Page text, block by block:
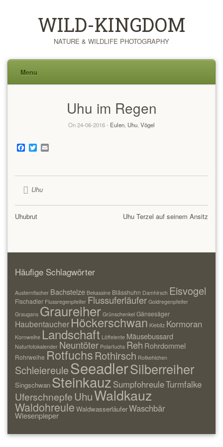
WILD-KINGDOM
NATURE & WILDLIFE PHOTOGRAPHY
Menu
Uhu im Regen
On 24-06-2016 - Eulen Uhu Vögel
Facebook
TwitterEmail
Uhu
Uhu Terzel auf seinem Ansitz
Uhubrut
Häufige Schlagwörter
Austernfischer Bachstelze Bekassine Blässhuhn Damhirsch Eisvogel
Fischadler Flussregenpfeifer Flussuferläufer Goldregenpfeifer
Graugans Graureiher Grünschenkel Gänsesäger
Haubentaucher Höckerschwan Kiebitz Kormoran
Kornweihe Landschaft Löffelente Mäusebussard
Naturfotokalender Neuntöter Polarfuchs Reh Rohrdommel
Rohrweihe Rotfuchs Rothirsch Rotkehlchen
SchleiereuleSeeadlerSilberreiher
Singschwan Steinkauz SumpfohreuleTurmfalke
UferschnepfeUhuWaldkauz
Waldohreule WaldwasserläuferWaschbär
Wiesenpieper